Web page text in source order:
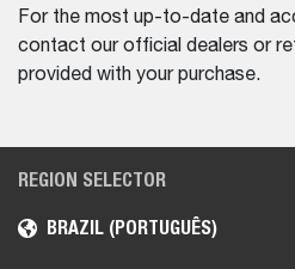
For the most up-to-date and
contact our official dealers or
provided with your purchase.
REGION SELECTOR
BRAZIL (PORTUGUÊS)